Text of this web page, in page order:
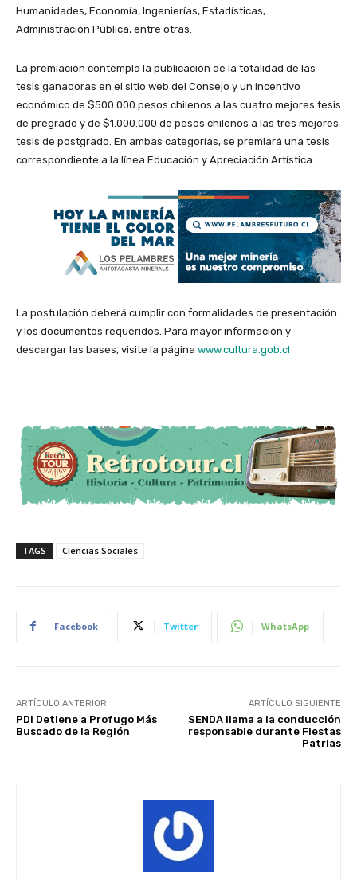
Humanidades, Economía, Ingenierías, Estadísticas,
Administración Pública, entre otras.
La premiación contempla la publicación de la totalidad de las
tesis ganadoras en el sitio web del Consejo y un incentivo
económico de $500.000 pesos chilenos a las cuatro mejores tesis
de pregrado y de $1.000.000 de pesos chilenos a las tres mejores
tesis de postgrado. En ambas categorías, se premiará una tesis
correspondiente a la línea Educación y Apreciación Artística.
La postulación deberá cumplir con formalidades de presentación
y los documentos requeridos. Para mayor información y
descargar las bases, visite la página www.cultura.gob.cl
TAGS Ciencias Sociales
Facebook Twitter WhatsApp
ARTÍCULO ANTERIOR
PDI Detiene a Profugo Más
Buscado de la Región
ARTÍCULO SIGUIENTE
SENDA llama a la conducción
responsable durante Fiestas
Patrias